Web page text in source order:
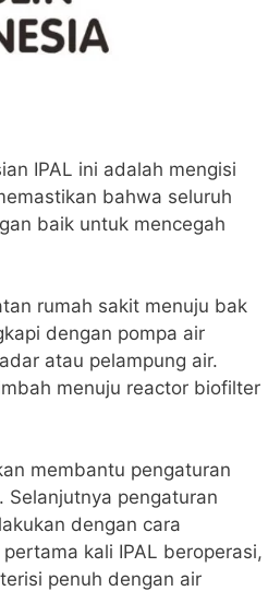
IPAL ini adalah mengisi
bahwa seluruh
baik untuk mencegah
rumah sakit menuju bak
dengan pompa air
atau pelampung air.
menuju reactor biofilter
membantu pengaturan
Selanjutnya pengaturan
dengan cara
kali IPAL beroperasi,
penuh dengan air